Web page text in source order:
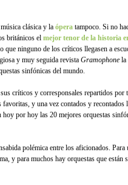
clásica y la ópera tampoco. Si no
británicos el mejor tenor de la historia
que ninguno de los críticos llegasen a
y muy seguida revista Gramophone la
sinfónicas del mundo.
críticos y corresponsales repartidos por
y una vez contados y recontados
por hoy las 20 mejores orquestas
polémica entre los aficionados. Para
y para muchos hay orquestas que están